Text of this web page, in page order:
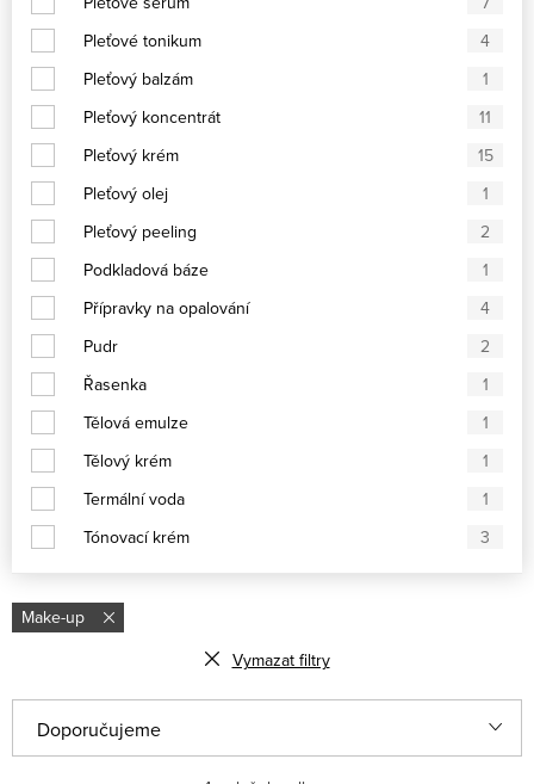
Pleťové tonikum
4
Pleťový balzám
1
Pleťový koncentrát
11
Pleťový krém
15
Pleťový olej
1
Pleťový peeling
2
Podkladová báze
1
Přípravky na opalování
4
Pudr
2
Řasenka
1
Tělová emulze
1
Tělový krém
1
Termální voda
1
Tónovací krém
3
Make-up
Vymazat filtry
Řazení produktů
Doporučujeme